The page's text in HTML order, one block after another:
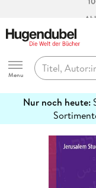
Hugendubel
Menu
Nur noch heute:
erfahren